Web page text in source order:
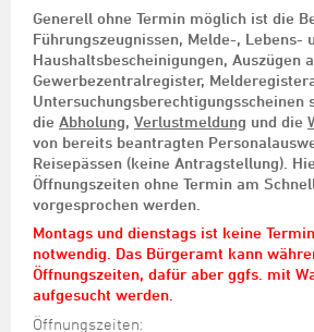
Generell ohne Termin möglich ist die
Führungszeugnissen, Melde-, Lebens-
Haushaltsbescheinigungen, Auszügen
Gewerbezentralregister,
Untersuchungsberechtigungsscheinen
die Abholung, Verlustmeldung und die
von bereits beantragten
Reisepässen (keine Antragstellung).
Öffnungszeiten ohne Termin am
vorgesprochen werden.
Montags und dienstags ist keine
notwendig. Das Bürgeramt kann
Öffnungszeiten, dafür aber ggfs. mit
aufgesucht werden.
Öffnungszeiten: